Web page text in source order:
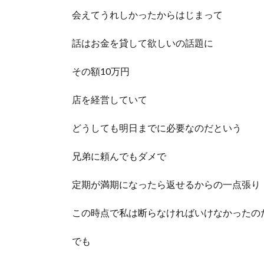
会えてうれしかったからはじまって
話はお金を貸して欲しいの話題に
その額10万円
店を経営していて
どうしても明日までに必要なのだという
兄弟に頼んでもダメで
定期が満期になったら返せるからの一点張り
この時点で私は断らなければいけなかったの
でも